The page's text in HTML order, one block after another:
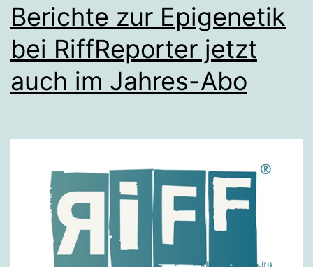
Berichte zur Epigenetik
bei RiffReporter jetzt
auch im Jahres-Abo